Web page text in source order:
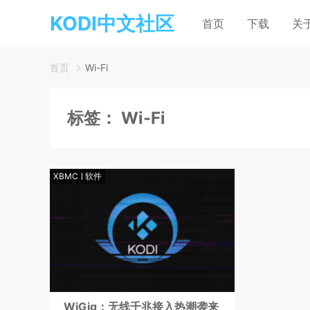
KODI中文社区 首页 下载 关
首页 Wi-Fi
标签： Wi-Fi
XBMC 软件
WiGig：无线千兆接入热潮袭来